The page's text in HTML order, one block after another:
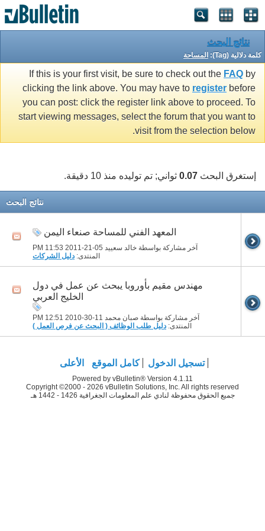
نتائج البحث
كلمة دلالية (Tag): المساحة
If this is your first visit, be sure to check out the FAQ by
clicking the link above. You may have to register before
you can post: click the register link above to proceed. To
start viewing messages, select the forum that you want to
visit from the selection below.
إستغرق البحث 0.07 ثواني; تم توليده منذ 10 دقيقة.
نتائج البحث
المعهد الفني للمساحة صنعاء اليمن
آخر مشاركة بواسطة خالد سعييد 05-21-2011
11:53 PM
المنتدى:دليل الشركات
مهندس مقيم بأوروبا يبحث عن عمل في دول
الخليج العربي
آخر مشاركة بواسطة صبان محمد 11-30-2010
12:51 PM
المنتدى:دليل طلب الوظائف ( البحث عن فرص العمل )
تسجيل الدخول كامل الموقع الأعلى
Powered by vBulletin® Version 4.1.11
Copyright ©2000 - 2026 vBulletin Solutions, Inc. All rights reserved
جميع الحقوق محفوظة لنادي علم المعلومات الجغرافية 1426 - 1442 هـ